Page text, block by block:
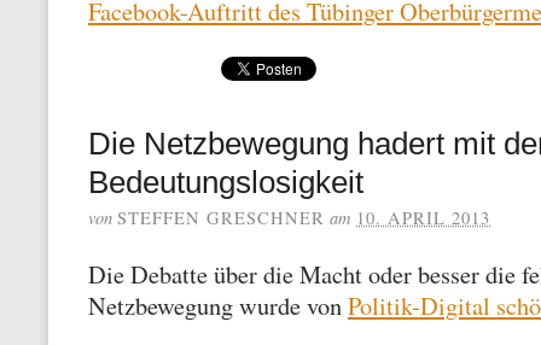
Facebook-Auftritt des Tübinger
Die Netzbewegung hadert mit
Bedeutungslosigkeit
von STEFFEN GRESCHNER am 10. APRIL 2013
Die Debatte über die Macht oder besser die
Netzbewegung wurde vonPolitik-Digital